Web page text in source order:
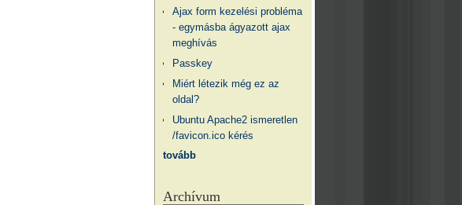
Ajax form kezelési probléma
- egymásba ágyazott ajax
meghívás
Passkey
Miért létezik még ez az
oldal?
Ubuntu Apache2 ismeretlen
/favicon.ico kérés
tovább
Archívum